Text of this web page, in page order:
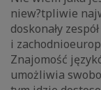
niew?tpliwie
doskonały
i
Znajomość
umożliwia